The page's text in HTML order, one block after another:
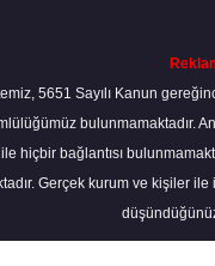
5651 Sayılı Kanun
bulunmamaktadır.
hiçbir bağlantısı
Gerçek kurum ve kişiler